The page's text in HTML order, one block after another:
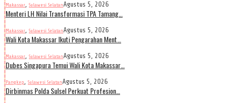
Makassar, Sulawesi SelatanAgustus 5, 2026
Menteri LH Nilai Transformasi TPA Tamang…
Makassar, Sulawesi SelatanAgustus 5, 2026
Wali Kota Makassar Ikuti Pengarahan Ment…
Makassar, Sulawesi SelatanAgustus 5, 2026
Dubes Singapura Temui Wali Kota Makassar…
Pangkep, Sulawesi SelatanAgustus 5, 2026
Dirbinmas Polda Sulsel Perkuat Profesion…